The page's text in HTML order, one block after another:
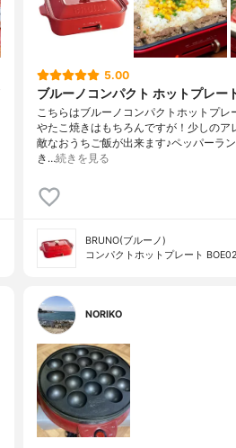
5.00
ブルーノコンパクト ホットプレー
こちらはブルーノコンパクトホットプレ
やたこ焼きはもちろんですが！少しのア
敵なおうちご飯が出来ます♪ペッパーラ
き…続きを見る
BRUNO(ブルーノ)
コンパクトホットプレート
NORIKO